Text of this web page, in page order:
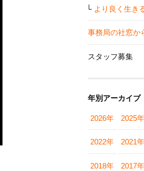
より良く生き
事務局の社窓か
スタッフ募集
年別アーカイブ
2026年 2025年
2022年 2021年
2018年 2017年